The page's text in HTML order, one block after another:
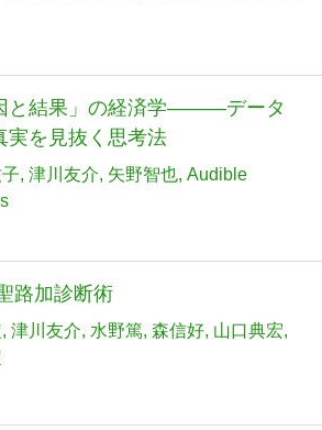
と結果」の経済学―――データ
実を見抜く思考法
津川友介 矢野智也 Audible
路加診断術
津川友介 水野篤 森信好 山口典宏